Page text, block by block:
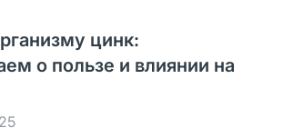
цинк:
о пользе и влиянии на